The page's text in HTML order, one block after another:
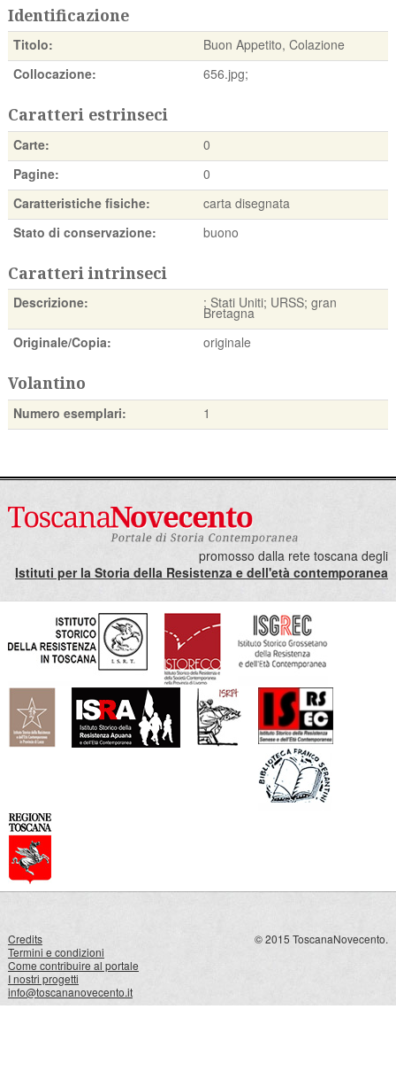
Identificazione
Titolo:
Buon Appetito, Colazione
Collocazione:
656.jpg;
Caratteri estrinseci
Carte:
0
Pagine:
0
Caratteristiche fisiche:
carta disegnata
Stato di conservazione:
buono
Caratteri intrinseci
Descrizione: ; Stati Uniti; URSS; gran
Bretagna
Originale/Copia:
originale
Volantino
Numero esemplari: 1
promosso dalla rete toscana degli
Istituti per la Storia della Resistenza e dell'età contemporanea
Credits
Termini e condizioni
Come contribuire al portale
I nostri progetti
info@toscananovecento.it
© 2015 ToscanaNovecento.